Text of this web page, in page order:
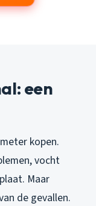
een
kopen.
vocht
Maar
de gevallen.